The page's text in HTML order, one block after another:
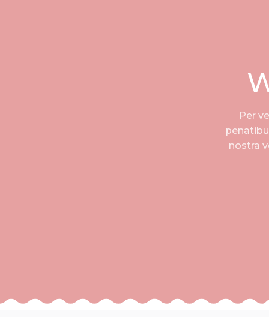
Per
nostra